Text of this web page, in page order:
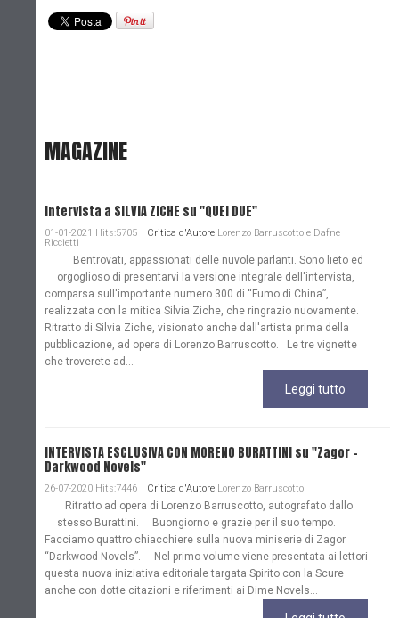
MAGAZINE
Intervista a SILVIA ZICHE su "QUEI DUE"
01-01-2021 Hits:5705 Critica d'Autore Lorenzo Barruscotto e Dafne
Riccietti
Bentrovati, appassionati delle nuvole parlanti. Sono lieto ed
orgoglioso di presentarvi la versione integrale dell'intervista,
comparsa sull'importante numero 300 di “Fumo di China”,
realizzata con la mitica Silvia Ziche, che ringrazio nuovamente.
Ritratto di Silvia Ziche, visionato anche dall'artista prima della
pubblicazione, ad opera di Lorenzo Barruscotto. Le tre vignette
che troverete ad...
Leggi tutto
INTERVISTA ESCLUSIVA CON MORENO BURATTINI su "Zagor -
Darkwood Novels"
26-07-2020 Hits:7446 Critica d'Autore Lorenzo Barruscotto
Ritratto ad opera di Lorenzo Barruscotto, autografato dallo
stesso Burattini. Buongiorno e grazie per il suo tempo.
Facciamo quattro chiacchiere sulla nuova miniserie di Zagor
“Darkwood Novels”. - Nel primo volume viene presentata ai lettori
questa nuova iniziativa editoriale targata Spirito con la Scure
anche con dotte citazioni e riferimenti ai Dime Novels...